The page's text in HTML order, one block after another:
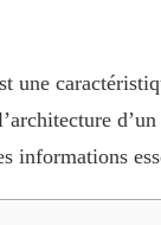
une
informations